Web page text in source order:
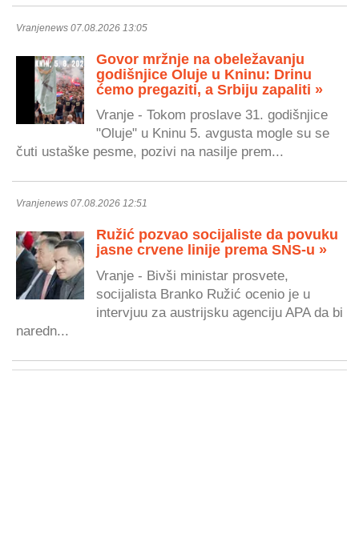
Vranjenews 07.08.2026 13:05
Govor mržnje na obeležavanju
godišnjice Oluje u Kninu: Drinu
ćemo pregaziti, a Srbiju zapaliti »
Vranje - Tokom proslave 31. godišnjice
"Oluje" u Kninu 5. avgusta mogle su se
čuti ustaške pesme, pozivi na nasilje prem...
Vranjenews 07.08.2026 12:51
Ružić pozvao socijaliste da povuku
jasne crvene linije prema SNS-u »
Vranje - Bivši ministar prosvete,
socijalista Branko Ružić ocenio je u
intervjuu za austrijsku agenciju APA da bi
naredn...